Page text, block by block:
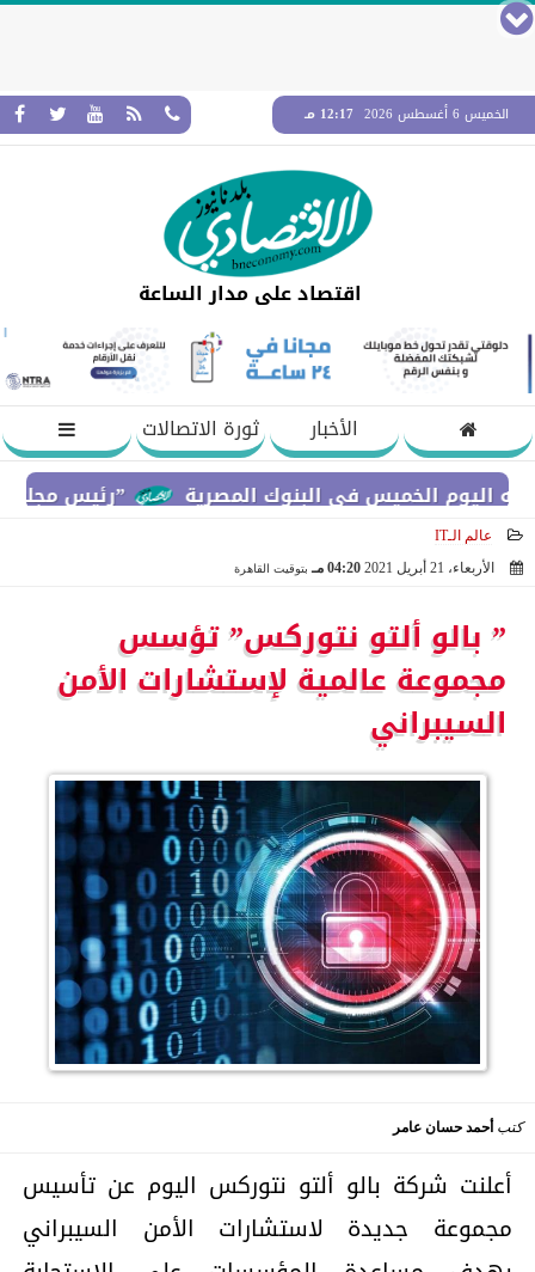
الخميس 6 أغسطس 2026 12:17 مـ
اقتصاد على مدار الساعة
الأخبار
ثورة الاتصالات
”رئيس مجلس القضاء
الخميس في البنوك المصرية
عالم الـIT
الأربعاء، 21 أبريل 2021
04:20 مـ بتوقيت القاهرة
” بالو ألتو نتوركس” تؤسس
مجموعة عالمية لإستشارات الأمن
السيبراني
كتب أحمد حسان عامر
أعلنت شركة بالو ألتو نتوركس اليوم عن تأسيس
مجموعة جديدة لاستشارات الأمن السيبراني